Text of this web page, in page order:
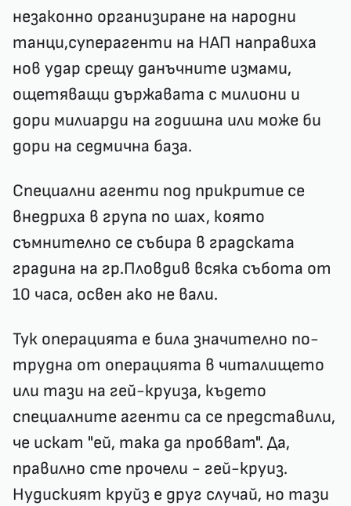
незаконно организиране на народни
танци,суперагенти на НАП направиха
нов удар срещу данъчните измами,
ощетяващи държавата с милиони и
дори милиарди на годишна или може би
дори на седмична база.
Специални агенти под прикритие се
внедриха в група по шах, която
съмнително се събира в градската
градина на гр.Пловдив всяка събота от
10 часа, освен ако не вали.
Тук операцията е била значително по-
трудна от операцията в читалището
или тази на гей-круиза, където
специалните агенти са се представили,
че искат "ей, така да пробват". Да,
правилно сте прочели - гей-круиз.
Нудиският круйз е друг случай, но тази